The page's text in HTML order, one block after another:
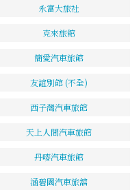
永富大旅社
克來旅館
簡愛汽車旅館
友誼別館 (不全)
西子灣汽車旅館
天上人間汽車旅館
丹嘜汽車旅館
涵碧園汽車旅舘